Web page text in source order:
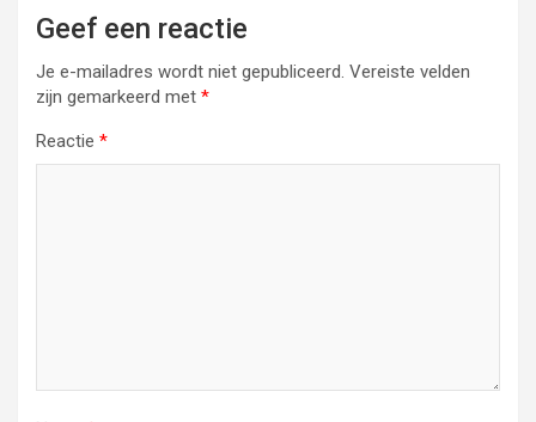
Geef een reactie
Je e-mailadres wordt niet gepubliceerd. Vereiste velden
zijn gemarkeerd met *
Reactie *